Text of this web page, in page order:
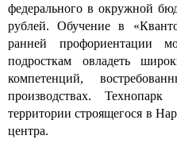
федерального в окружной
рублей. Обучение в
ранней профориентации
подросткам овладеть
компетенций,
производствах.
территории строящегося в
центра.